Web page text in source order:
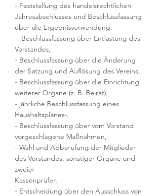
- Feststellung des handelsrechtlichen
Jahresabschlusses und Beschlussfassung
über die Ergebnisverwendung.
- Beschlussfassung über Entlastung des
Vorstandes,
- Beschlussfassung über die Änderung
der Satzung und Auflösung des Vereins,,
- Beschlussfassung über die Einrichtung
weiterer Organe (z. B. Beirat),
- jährliche Beschlussfassung eines
Haushaltsplanes-,
- Beschlussfassung über vom Vorstand
vorgeschlagene Maßnahmen,
- Wahl und Abberufung der Mitglieder
des Vorstandes, sonstiger Organe und
zweier
Kassenprüfer,
- Entscheidung über den Ausschluss von